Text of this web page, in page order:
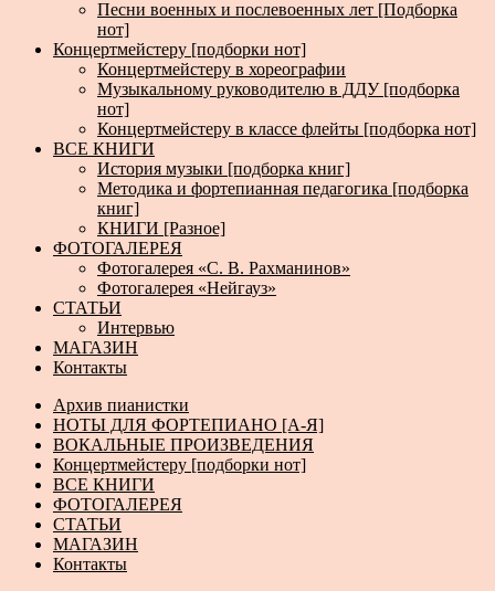
Песни военных и послевоенных лет [Подборка
нот]
Концертмейстеру [подборки нот]
Концертмейстеру в хореографии
Музыкальному руководителю в ДДУ [подборка
нот]
Концертмейстеру в классе флейты [подборка нот]
ВСЕ КНИГИ
История музыки [подборка книг]
Методика и фортепианная педагогика [подборка
книг]
КНИГИ [Разное]
ФОТОГАЛЕРЕЯ
Фотогалерея «С. В. Рахманинов»
Фотогалерея «Нейгауз»
СТАТЬИ
Интервью
МАГАЗИН
Контакты
Архив пианистки
НОТЫ ДЛЯ ФОРТЕПИАНО [А-Я]
ВОКАЛЬНЫЕ ПРОИЗВЕДЕНИЯ
Концертмейстеру [подборки нот]
ВСЕ КНИГИ
ФОТОГАЛЕРЕЯ
СТАТЬИ
МАГАЗИН
Контакты